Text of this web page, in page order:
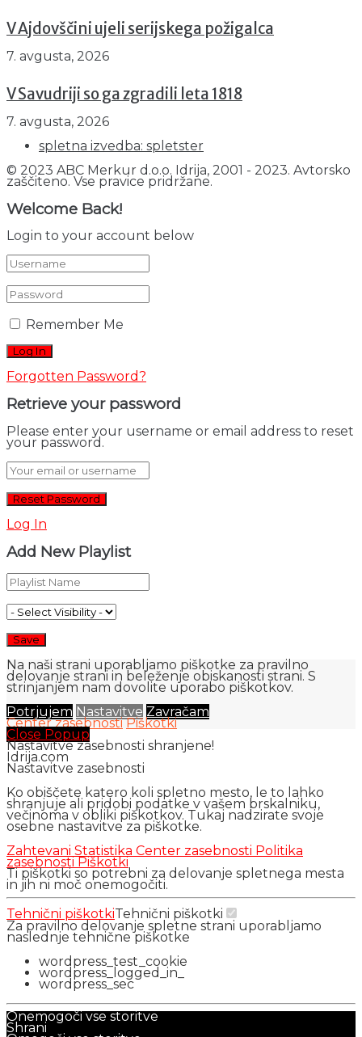
V Ajdovščini ujeli serijskega požigalca
7. avgusta, 2026
V Savudriji so ga zgradili leta 1818
7. avgusta, 2026
spletna izvedba: spletster
© 2023 ABC Merkur d.o.o. Idrija, 2001 - 2023. Avtorsko
zaščiteno. Vse pravice pridržane.
Welcome Back!
Login to your account below
Remember Me
Forgotten Password?
Retrieve your password
Please enter your username or email address to reset
your password.
Log In
Add New Playlist
Na naši strani uporabljamo piškotke za pravilno
delovanje strani in beleženje obiskanosti strani. S
strinjanjem nam dovolite uporabo piškotkov.
Potrjujem Nastavitve Zavračam
Center zasebnosti Piškotki
Close Popup
Nastavitve zasebnosti shranjene!
Idrija.com
Nastavitve zasebnosti
Ko obiščete katero koli spletno mesto, le to lahko
shranjuje ali pridobi podatke v vašem brskalniku,
večinoma v obliki piškotkov. Tukaj nadzirate svoje
osebne nastavitve za piškotke.
Zahtevani Statistika Center zasebnosti Politika
zasebnosti Piškotki
Ti piškotki so potrebni za delovanje spletnega mesta
in jih ni moč onemogočiti.
Tehnični piškotkiTehnični piškotki
Za pravilno delovanje spletne strani uporabljamo
naslednje tehnične piškotke
wordpress_test_cookie
wordpress_logged_in_
wordpress_sec
Onemogoči vse storitve
Shrani